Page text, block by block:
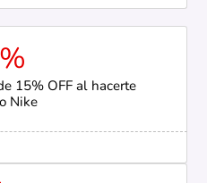
15% OFF al hacerte
Nike